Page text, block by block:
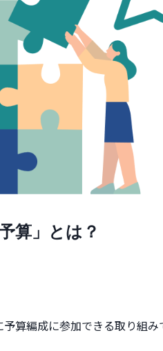
算」とは？
算編成に参加できる取り組